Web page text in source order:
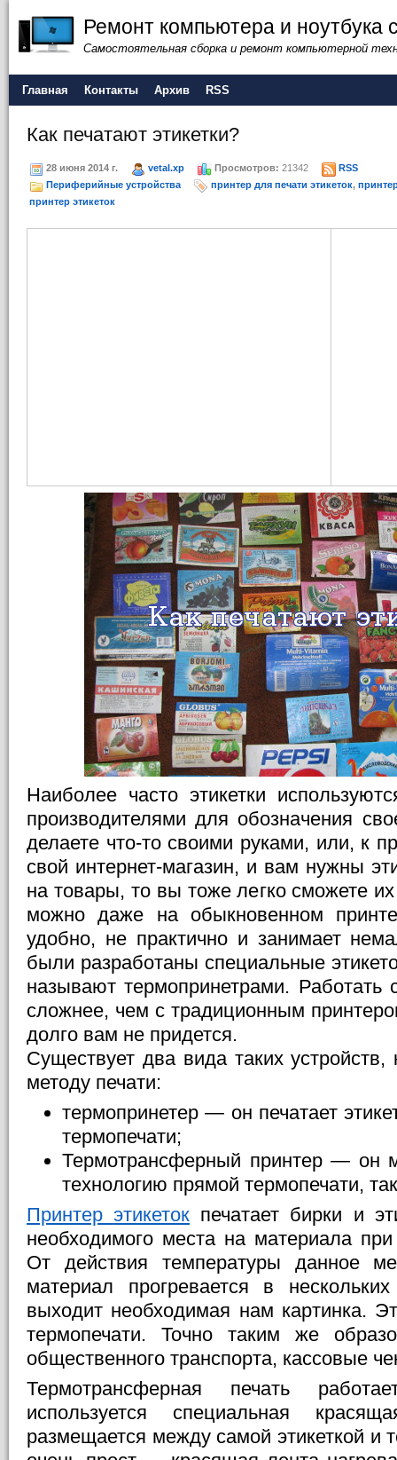
Ремонт компьютера и ноутбука
Самостоятельная сборка и ремонт компьютерной
Главная Контакты Архив RSS
Как печатают этикетки?
28 июня 2014 г. vetal.xp Просмотров: 21342
RSS
Периферийные устройства
принтер для печати этикеток,
принтер этикеток
Наиболее часто этикетки
производителями для обозначения
делаете что-то своими руками, или, к
свой интернет-магазин, и вам нужны
на товары, то вы тоже легко сможете
можно даже на обыкновенном
удобно, не практично и занимает
были разработаны специальные
называют термопринетрами. Работать
сложнее, чем с традиционным
долго вам не придется.
Существует два вида таких
методу печати:
термопринетер — он печатает
термопечати;
Термотрансферный принтер — он
технологию прямой термопечати,
Принтерэтикеток печатает бирки и
необходимого места на материала
От действия температуры данное
материал прогревается в
выходит необходимая нам картинка.
термопечати. Точно таким же
общественного транспорта, кассовые
Термотрансферная печать
используется специальная
размещается между самой этикеткой и